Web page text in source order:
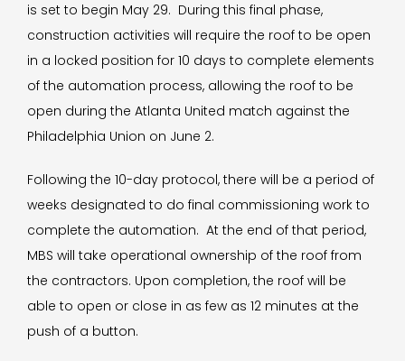
is set to begin May 29. During this final phase,
construction activities will require the roof to be open
in a locked position for 10 days to complete elements
of the automation process, allowing the roof to be
open during the Atlanta United match against the
Philadelphia Union on June 2.
Following the 10-day protocol, there will be a period of
weeks designated to do final commissioning work to
complete the automation. At the end of that period,
MBS will take operational ownership of the roof from
the contractors. Upon completion, the roof will be
able to open or close in as few as 12 minutes at the
push of a button.